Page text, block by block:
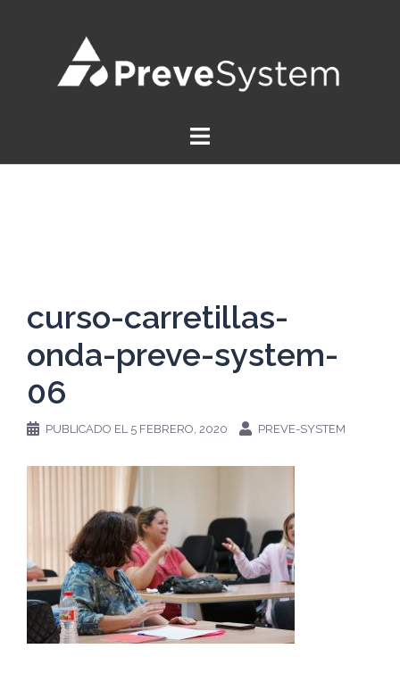
curso-carretillas-
onda-preve-system-
06
PUBLICADO EL 5 FEBRERO, 2020 PREVE-SYSTEM